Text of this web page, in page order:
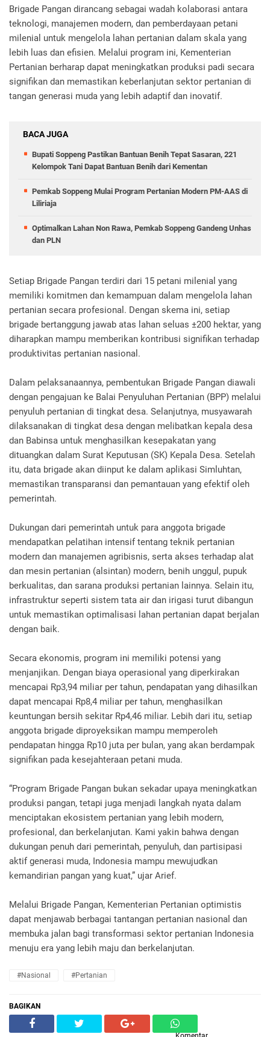
Brigade Pangan dirancang sebagai wadah kolaborasi antara
teknologi, manajemen modern, dan pemberdayaan petani
milenial untuk mengelola lahan pertanian dalam skala yang
lebih luas dan efisien. Melalui program ini, Kementerian
Pertanian berharap dapat meningkatkan produksi padi secara
signifikan dan memastikan keberlanjutan sektor pertanian di
tangan generasi muda yang lebih adaptif dan inovatif.
BACA JUGA
Bupati Soppeng Pastikan Bantuan Benih Tepat Sasaran, 221
Kelompok Tani Dapat Bantuan Benih dari Kementan
Pemkab Soppeng Mulai Program Pertanian Modern PM-AAS di
Liliriaja
Optimalkan Lahan Non Rawa, Pemkab Soppeng Gandeng Unhas
dan PLN
Setiap Brigade Pangan terdiri dari 15 petani milenial yang
memiliki komitmen dan kemampuan dalam mengelola lahan
pertanian secara profesional. Dengan skema ini, setiap
brigade bertanggung jawab atas lahan seluas ±200 hektar, yang
diharapkan mampu memberikan kontribusi signifikan terhadap
produktivitas pertanian nasional.
Dalam pelaksanaannya, pembentukan Brigade Pangan diawali
dengan pengajuan ke Balai Penyuluhan Pertanian (BPP) melalui
penyuluh pertanian di tingkat desa. Selanjutnya, musyawarah
dilaksanakan di tingkat desa dengan melibatkan kepala desa
dan Babinsa untuk menghasilkan kesepakatan yang
dituangkan dalam Surat Keputusan (SK) Kepala Desa. Setelah
itu, data brigade akan diinput ke dalam aplikasi Simluhtan,
memastikan transparansi dan pemantauan yang efektif oleh
pemerintah.
Dukungan dari pemerintah untuk para anggota brigade
mendapatkan pelatihan intensif tentang teknik pertanian
modern dan manajemen agribisnis, serta akses terhadap alat
dan mesin pertanian (alsintan) modern, benih unggul, pupuk
berkualitas, dan sarana produksi pertanian lainnya. Selain itu,
infrastruktur seperti sistem tata air dan irigasi turut dibangun
untuk memastikan optimalisasi lahan pertanian dapat berjalan
dengan baik.
Secara ekonomis, program ini memiliki potensi yang
menjanjikan. Dengan biaya operasional yang diperkirakan
mencapai Rp3,94 miliar per tahun, pendapatan yang dihasilkan
dapat mencapai Rp8,4 miliar per tahun, menghasilkan
keuntungan bersih sekitar Rp4,46 miliar. Lebih dari itu, setiap
anggota brigade diproyeksikan mampu memperoleh
pendapatan hingga Rp10 juta per bulan, yang akan berdampak
signifikan pada kesejahteraan petani muda.
“Program Brigade Pangan bukan sekadar upaya meningkatkan
produksi pangan, tetapi juga menjadi langkah nyata dalam
menciptakan ekosistem pertanian yang lebih modern,
profesional, dan berkelanjutan. Kami yakin bahwa dengan
dukungan penuh dari pemerintah, penyuluh, dan partisipasi
aktif generasi muda, Indonesia mampu mewujudkan
kemandirian pangan yang kuat,” ujar Arief.
Melalui Brigade Pangan, Kementerian Pertanian optimistis
dapat menjawab berbagai tantangan pertanian nasional dan
membuka jalan bagi transformasi sektor pertanian Indonesia
menuju era yang lebih maju dan berkelanjutan.
#Nasional #Pertanian
BAGIKAN